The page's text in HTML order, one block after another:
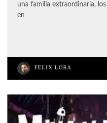
una familia extraordinaria,
en
FELIX LORA